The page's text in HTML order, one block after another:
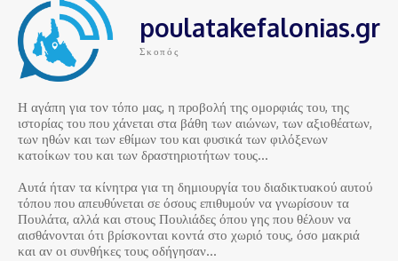
poulatakefalonias.gr
Σκοπός
Η αγάπη για τον τόπο μας, η προβολή της ομορφιάς του, της
ιστορίας του που χάνεται στα βάθη των αιώνων, των αξιοθέατων,
των ηθών και των εθίμων του και φυσικά των φιλόξενων
κατοίκων του και των δραστηριοτήτων τους…
Αυτά ήταν τα κίνητρα για τη δημιουργία του διαδικτυακού αυτού
τόπου που απευθύνεται σε όσους επιθυμούν να γνωρίσουν τα
Πουλάτα, αλλά και στους Πουλιάδες όπου γης που θέλουν να
αισθάνονται ότι βρίσκονται κοντά στο χωριό τους, όσο μακριά
και αν οι συνθήκες τους οδήγησαν…